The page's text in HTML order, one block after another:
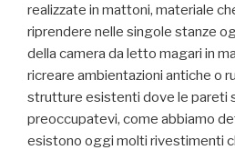
realizzate in mattoni, materiale
riprendere nelle singole stanze
della camera da letto magari in
ricreare ambientazioni antiche o
strutture esistenti dove le pareti
preoccupatevi, come abbiamo
esistono oggi molti rivestimenti